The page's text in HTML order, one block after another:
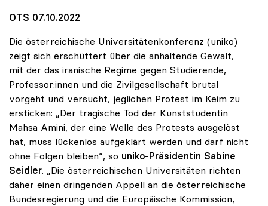
OTS 07.10.2022
Die österreichische Universitätenkonferenz (uniko)
zeigt sich erschüttert über die anhaltende Gewalt,
mit der das iranische Regime gegen Studierende,
Professor:innen und die Zivilgesellschaft brutal
vorgeht und versucht, jeglichen Protest im Keim zu
ersticken: „Der tragische Tod der Kunststudentin
Mahsa Amini, der eine Welle des Protests ausgelöst
hat, muss lückenlos aufgeklärt werden und darf nicht
ohne Folgen bleiben“, so uniko-Präsidentin Sabine
Seidler. „Die österreichischen Universitäten richten
daher einen dringenden Appell an die österreichische
Bundesregierung und die Europäische Kommission,